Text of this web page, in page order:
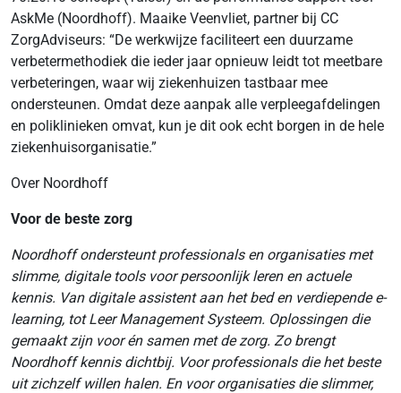
AskMe (Noordhoff). Maaike Veenvliet, partner bij CC
ZorgAdviseurs: “De werkwijze faciliteert een duurzame
verbetermethodiek die ieder jaar opnieuw leidt tot meetbare
verbeteringen, waar wij ziekenhuizen tastbaar mee
ondersteunen. Omdat deze aanpak alle verpleegafdelingen
en poliklinieken omvat, kun je dit ook echt borgen in de hele
ziekenhuisorganisatie.”
Over Noordhoff
Voor de beste zorg
Noordhoff ondersteunt professionals en organisaties met
slimme, digitale tools voor persoonlijk leren en actuele
kennis. Van digitale assistent aan het bed en verdiepende e-
learning, tot Leer Management Systeem. Oplossingen die
gemaakt zijn voor én samen met de zorg. Zo brengt
Noordhoff kennis dichtbij. Voor professionals die het beste
uit zichzelf willen halen. En voor organisaties die slimmer,